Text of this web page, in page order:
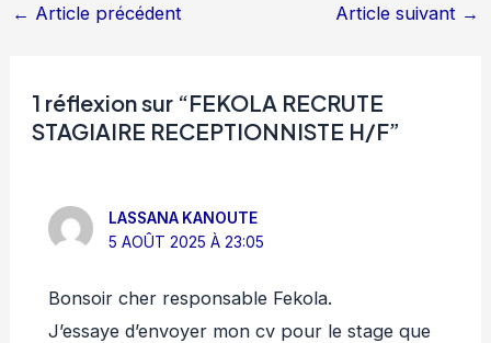
← Article précédent Article suivant →
1 réflexion sur “FEKOLA RECRUTE
STAGIAIRE RECEPTIONNISTE H/F”
LASSANA KANOUTE
5 AOÛT 2025 À 23:05
Bonsoir cher responsable Fekola.
J’essaye d’envoyer mon cv pour le stage que